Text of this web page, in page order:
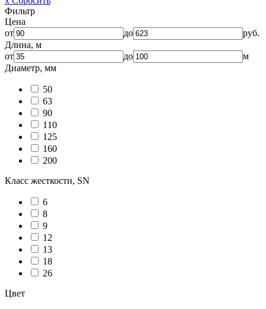
Фильтр
Цена
от
до
руб.
Длина, м
от
до
м
Диаметр, мм
50
63
90
110
125
160
200
Класс жесткости, SN
6
8
9
12
13
18
26
Цвет